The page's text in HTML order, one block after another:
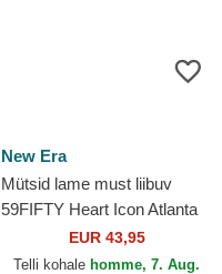
New Era
Mütsid lame must liibuv
59FIFTY Heart Icon Atlanta
Braves MLB New Era
EUR 43,95
Telli kohale homme, 7. Aug.